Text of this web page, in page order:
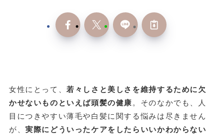
女性にとって、若々しさと美しさを維持するために欠
かせないものといえば頭髪の健康 。そのなかでも、人
目につきやすい薄毛や白髪に関する悩みは尽きません
が、実際にどういったケアをしたらいいかわからない